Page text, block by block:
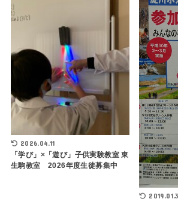
2026.04.11
「学び」×「遊び」子供実験教室 東
生駒教室 2026年度生徒募集中